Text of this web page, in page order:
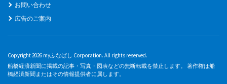
お問い合わせ
広告のご案内
Copyright 2026 myふなばし Corporation. All rights reserved.
船橋経済新聞に掲載の記事・写真・図表などの無断転載を禁止します。 著作権は船
橋経済新聞またはその情報提供者に属します。